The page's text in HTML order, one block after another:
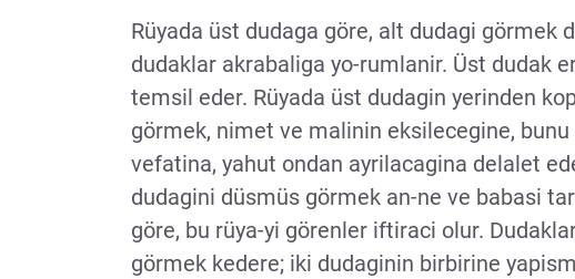
Rüyada üst dudaga göre, alt dudagi görmek
dudaklar akrabaliga yo-rumlanir. Üst dudak
temsil eder. Rüyada üst dudagin yerinden
görmek, nimet ve malinin eksilecegine,
vefatina, yahut ondan ayrilacagina delalet
dudagini düsmüs görmek an-ne ve babasi
göre, bu rüya-yi görenler iftiraci olur.
görmek kedere; iki dudaginin birbirine